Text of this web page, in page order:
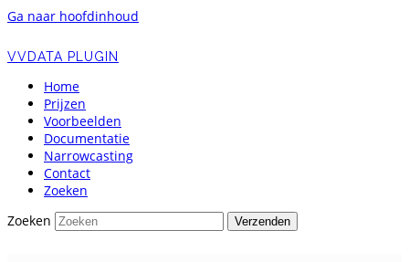
Ga naar hoofdinhoud
VVDATA PLUGIN
Home
Prijzen
Voorbeelden
Documentatie
Narrowcasting
Contact
Zoeken
Zoeken
Verzenden